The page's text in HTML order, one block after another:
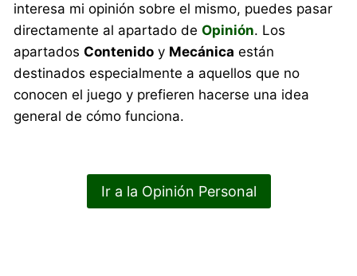
interesa mi opinión sobre el mismo, puedes pasar
directamente al apartado deOpinión. Los
apartadosContenido y Mecánica están
destinados especialmente a aquellos que no
conocen el juego y prefieren hacerse una idea
general de cómo funciona.
Ir a la Opinión Personal